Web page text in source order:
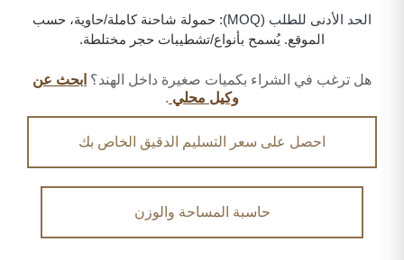
الحد الأدنى للطلب (MOQ):
حمولة شاحنة كاملة/حاوية، حسب
الموقع. يُسمح بأنواع/تشطيبات حجر مختلطة.
هل ترغب في الشراء بكميات صغيرة داخل الهند؟ ابحث عن
وكيل محلي .
احصل على سعر التسليم الدقيق الخاص بك
حاسبة المساحة والوزن